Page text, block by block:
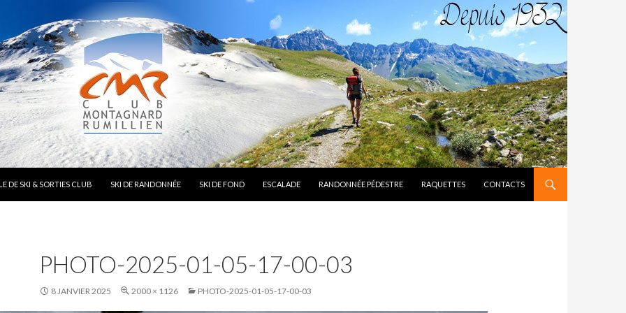
DE SKI & SORTIES CLUB SKI DE RANDONNÉE SKI DE FOND ESCALADE RANDONNÉE PÉDESTRE RAQUETTES CONTACTS
PHOTO-2025-01-05-17-00-03
8 JANVIER 2025 2000 × 1126 PHOTO-2025-01-05-17-00-03